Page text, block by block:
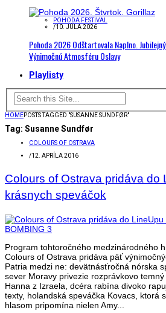
POHODA FESTIVAL
/10. JÚLA 2026
Pohoda 2026 Odštartovala Naplno.
Výnimočnú Atmosféru Oslavy
Playlisty
HOMEPOSTS TAGGED "SUSANNE SUNDFØR"
Tag: Susanne Sundfør
COLOURS OF OSTRAVA
/12. APRÍLA 2016
Colours of Ostrava pridáva do
krásnych speváčok
Program tohtoročného medzinárodného
Colours of Ostrava pridáva päť
Patria medzi ne: devätnásťročná nórska
sever Moravy privezie rozprávkovo
Hanna z Izraela, dcéra rabína divoko
texty, holandská speváčka Kovacs, ktorá
hlasom pripomína nielen Amy...